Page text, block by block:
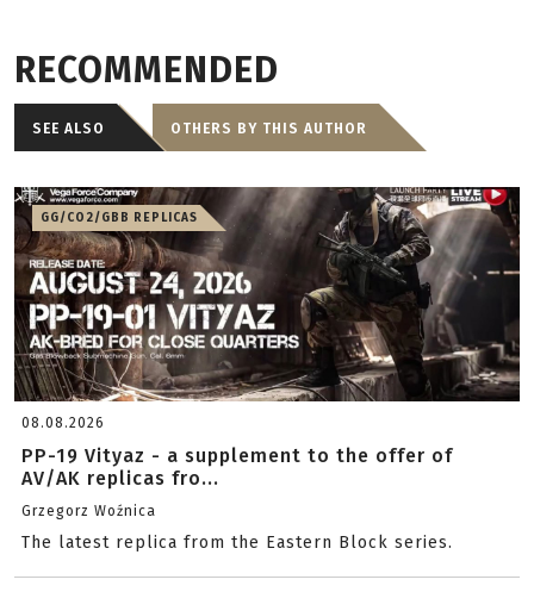
RECOMMENDED
SEE ALSO OTHERS BY THIS AUTHOR
GG/CO2/GBB REPLICAS
08.08.2026
PP-19 Vityaz - a supplement to the offer of
AV/AK replicas fro...
Grzegorz Woźnica
The latest replica from the Eastern Block series.